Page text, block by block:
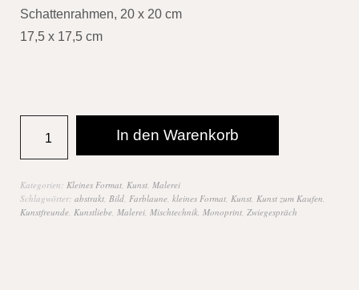
Schattenrahmen, 20 x 20 cm
17,5 x 17,5 cm
In den Warenkorb
Kategorien: Kleines Format, Kunst, Malerei
Schlagwörter: abstrakt, Bild, Farblaune, kleines Format, Kunst, Kunst zum Kaufen,
Kunstfreunde, Kunstliebe, Malerei, Mischtechnik, Monoprint, Zwiegespräch